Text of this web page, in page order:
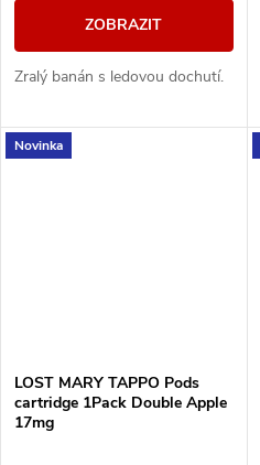
ZOBRAZIT
Zralý banán s ledovou dochutí.
Novinka
LOST MARY TAPPO Pods
cartridge 1Pack Double Apple
17mg